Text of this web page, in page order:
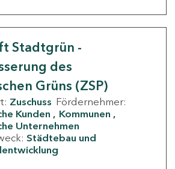
Stadtgrün -
des
Grüns (ZSP)
Zuschuss Fördernehmer:
Kunden
Kommunen
Unternehmen
Städtebau und